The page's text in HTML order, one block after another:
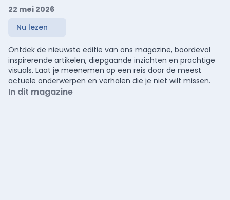
22 mei 2026
Nu lezen
Ontdek de nieuwste editie van ons magazine, boordevol
inspirerende artikelen, diepgaande inzichten en prachtige
visuals. Laat je meenemen op een reis door de meest
actuele onderwerpen en verhalen die je niet wilt missen.
In dit magazine